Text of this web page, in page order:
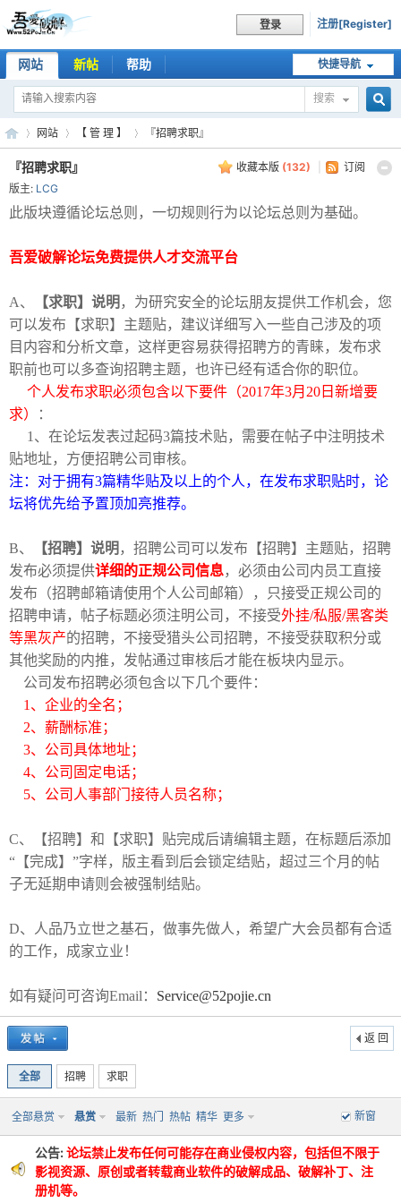
登录 注册[Register]
快捷导航
网站 新帖 帮助
搜索
吾
破
-
»
网站
›
【 管 理 】
›
『招聘求职』
收藏本版 (132) 订阅
『招聘求职』
版主: LCG
此版块遵循论坛总则，一切规则行为以论坛总则为基础。
吾爱破解论坛免费提供人才交流平台
A、 【求职】说明 ，为研究安全的论坛朋友提供工作机会，您
可以发布【求职】主题贴，建议详细写入一些自己涉及的项
目内容和分析文章，这样更容易获得招聘方的青睐，发布求
职前也可以多查询招聘主题，也许已经有适合你的职位。
个人发布求职必须包含以下要件（2017年3月20日新增要
求）
：
1、在论坛发表过起码3篇技术贴，需要在帖子中注明技术
贴地址，方便招聘公司审核。
注：对于拥有3篇精华贴及以上的个人，在发布求职贴时，论
坛将优先给予置顶加亮推荐。
B、 【招聘】说明 ，招聘公司可以发布【招聘】主题贴，招聘
发布必须提供详细的正规公司信息，必须由公司内员工直接
发布（招聘邮箱请使用个人公司邮箱），只接受正规公司的
招聘申请，帖子标题必须注明公司，不接受外挂/私服/黑客类
等黑灰产的招聘，不接受猎头公司招聘，不接受获取积分或
其他奖励的内推，发帖通过审核后才能在板块内显示。
公司发布招聘必须包含以下几个要件：
1、企业的全名；
2、薪酬标准；
3、公司具体地址；
4、公司固定电话；
5、公司人事部门接待人员名称；
C、【招聘】和【求职】贴完成后请编辑主题，在标题后添加
“【完成】”字样，版主看到后会锁定结贴，超过三个月的帖
子无延期申请则会被强制结贴。
D、人品乃立世之基石，做事先做人，希望广大会员都有合适
的工作，成家立业！
如有疑问可咨询Email： Service@52pojie.cn
返 回
全部 招聘 求职
新窗
全部悬赏 悬赏 最新 热门 热帖 精华 更多
公告:论坛禁止发布任何可能存在商业侵权内容，包括但不限于
影视资源、原创或者转载商业软件的破解成品、破解补丁、注
册机等。